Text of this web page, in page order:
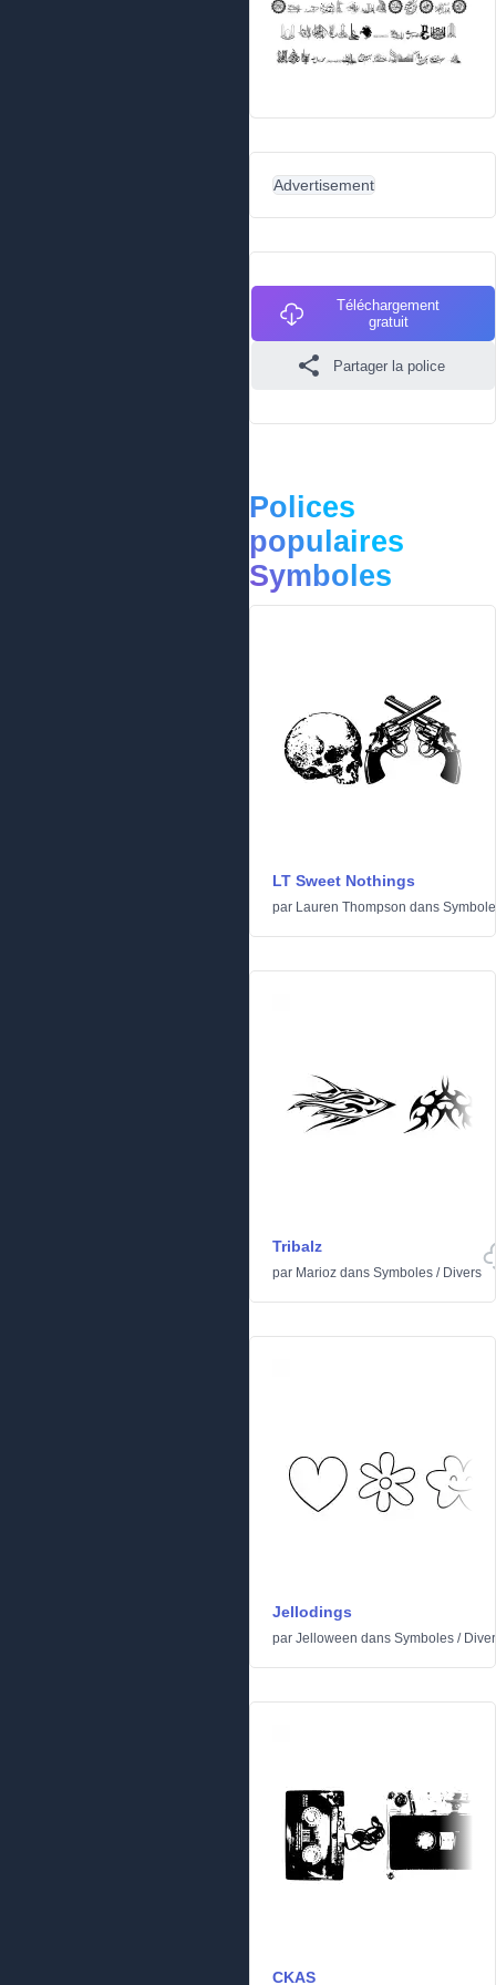
Advertisement
Téléchargement
gratuit
Partager la police
Polices
populaires
Symboles
LT Sweet Nothings
par Lauren Thompson dans
Tribalz
par Marioz dans Symboles / Divers
Jellodings
par Jelloween dans Symboles /
CKAS